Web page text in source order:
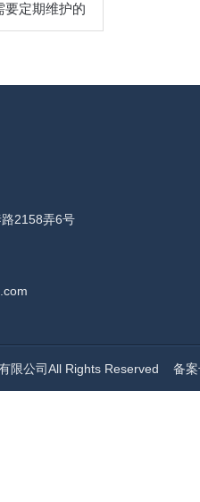
要定期维护的
2158弄6号
限公司All Rights Reserved 备